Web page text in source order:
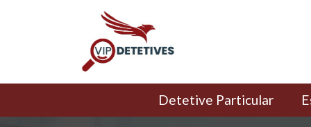
Detetive Particular